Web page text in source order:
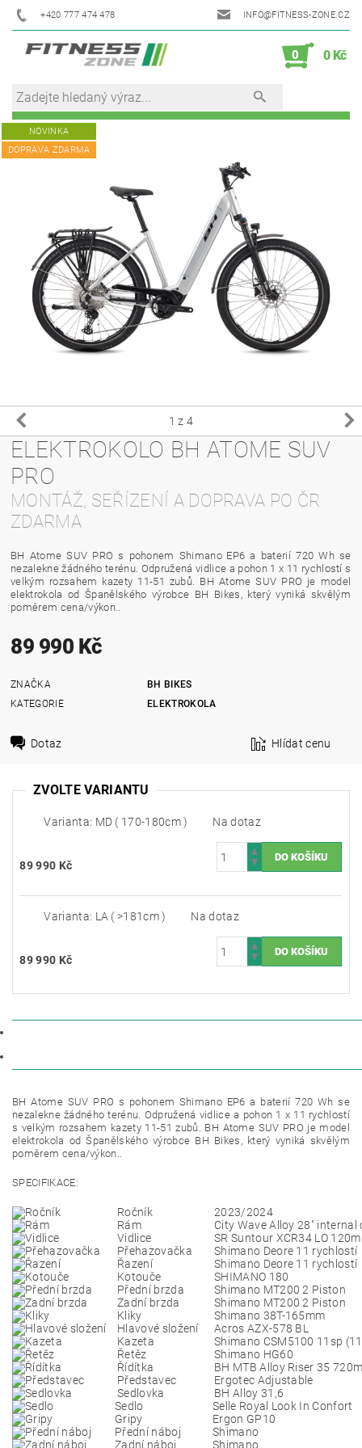
+420 777 474 478 INFO@FITNESS-ZONE.CZ
0 0 Kč
NOVINKA
DOPRAVA ZDARMA
1 z 4
ELEKTROKOLO BH ATOME SUV
PRO
MONTÁŽ, SEŘÍZENÍ A DOPRAVA PO ČR
ZDARMA
BH Atome SUV PRO s pohonem Shimano EP6 a baterií 720 Wh se
nezalekne žádného terénu. Odpružená vidlice a pohon 1 x 11 rychlostí s
velkým rozsahem kazety 11-51 zubů. BH Atome SUV PRO je model
elektrokola od Španělského výrobce BH Bikes, který vyniká skvělým
poměrem cena/výkon..
89 990 Kč
ZNAČKA
BH BIKES
KATEGORIE
ELEKTROKOLA
Dotaz Hlídat cenu
ZVOLTE VARIANTU
Varianta: MD ( 170-180cm ) Na dotaz
89 990 Kč
Varianta: LA ( >181cm ) Na dotaz
89 990 Kč
BH Atome SUV PRO s pohonem Shimano EP6 a baterií 720 Wh se
nezalekne žádného terénu. Odpružená vidlice a pohon 1 x 11 rychlostí
s velkým rozsahem kazety 11-51 zubů. BH Atome SUV PRO je model
elektrokola od Španělského výrobce BH Bikes, který vyniká skvělým
poměrem cena/výkon..
SPECIFIKACE:
Ročník
2023/2024
Rám
City Wave Alloy 28"
Vidlice
SR Suntour XCR34 LO
Přehazovačka
Shimano Deore 11 rychlostí
Řazení
Shimano Deore 11 rychlostí
Kotouče
SHIMANO 180
Přední brzda
Shimano MT200 2 Piston
Zadní brzda
Shimano MT200 2 Piston
Kliky
Shimano 38T-165mm
Hlavové složení
Acros AZX-578 BL
Kazeta
Shimano CSM5100 11sp
Řetěz
Shimano HG60
Řídítka
BH MTB Alloy Riser 35
Představec
Ergotec Adjustable
Sedlovka
BH Alloy 31,6
Sedlo
Selle Royal Look In Confort
Gripy
Ergon GP10
Přední náboj
Shimano
Zadní náboj
Shimano